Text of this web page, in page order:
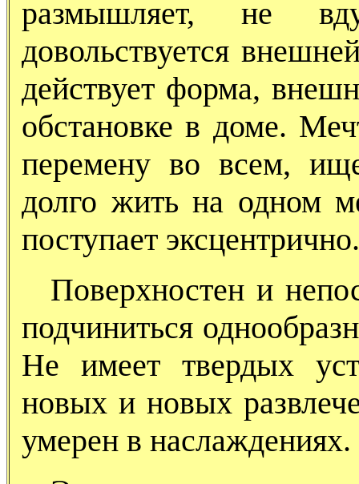
размышляет, не
довольствуется
действует форма,
обстановке в доме.
перемену во всем,
долго жить на одном
поступает эксцентрично.
Поверхностен и
подчиниться
Не имеет твердых
новых и новых
умерен в наслаждениях.